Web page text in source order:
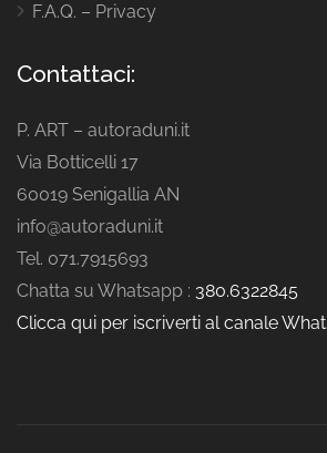
F.A.Q. – Privacy
Contattaci:
P. ART – autoraduni.it
Via Botticelli 17
60019 Senigallia AN
info@autoraduni.it
Tel. 071.7915693
Chatta su Whatsapp : 380.6322845
Clicca qui per iscriverti al canale